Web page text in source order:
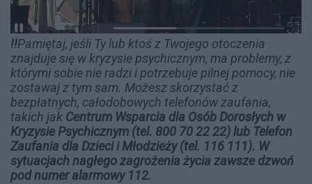
!!Pamiętaj, jeśli Ty lub ktoś z Twojego otoczenia
znajduje się w kryzysie psychicznym, ma problemy, z
którymi sobie nie radzi i potrzebuje pilnej pomocy, nie
zostawaj z tym sam. Możesz skorzystać z
bezpłatnych, całodobowych telefonów zaufania,
takich jak Centrum Wsparcia dla Osób Dorosłych w
Kryzysie Psychicznym (tel. 800 70 22 22) lub Telefon
Zaufania dla Dzieci i Młodzieży (tel. 116 111). W
sytuacjach nagłego zagrożenia życia zawsze dzwoń
pod numer alarmowy 112.